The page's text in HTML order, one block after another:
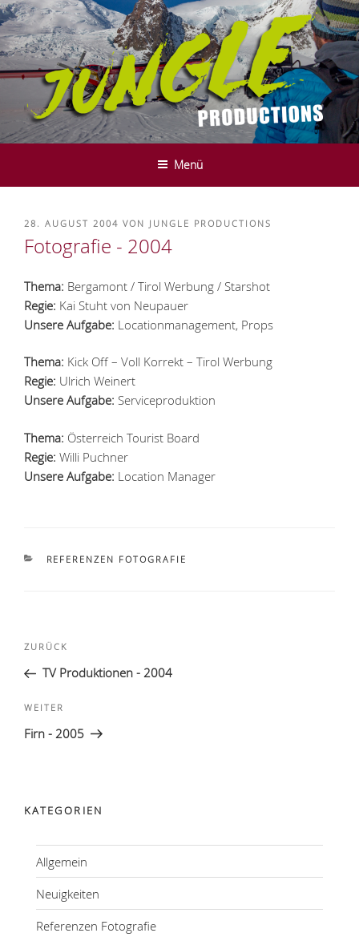
Zum
Inhalt
springen
JUNGLE PRODUCTIONS - FILM-
UND SERVICE PRODUCTION -
INNSBRUCK - TYROL
We do it in the mountains ....
Menü
VERÖFFENTLICHT
AM
28. AUGUST 2004 VON JUNGLE PRODUCTIONS
Fotografie - 2004
Thema: Bergamont / Tirol Werbung / Starshot
Regie: Kai Stuht von Neupauer
Unsere Aufgabe: Locationmanagement, Props
Thema: Kick Off – Voll Korrekt – Tirol Werbung
Regie: Ulrich Weinert
Unsere Aufgabe: Serviceproduktion
Thema: Österreich Tourist Board
Regie: Willi Puchner
Unsere Aufgabe: Location Manager
KATEGORIEN
REFERENZEN FOTOGRAFIE
Beitragsnavigation
Vorheriger
Beitrag
ZURÜCK
TV Produktionen - 2004
Nächster
Beitrag
WEITER
Firn - 2005
KATEGORIEN
Allgemein
Neuigkeiten
Referenzen Fotografie